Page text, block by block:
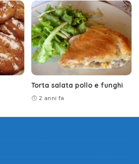
Torta salata pollo e funghi
2 anni fa